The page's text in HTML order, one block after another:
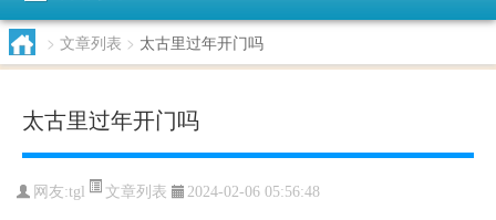
> 文章列表 > 太古里过年开门吗
太古里过年开门吗
网友:tgl 文章列表 2024-02-06 05:56:48